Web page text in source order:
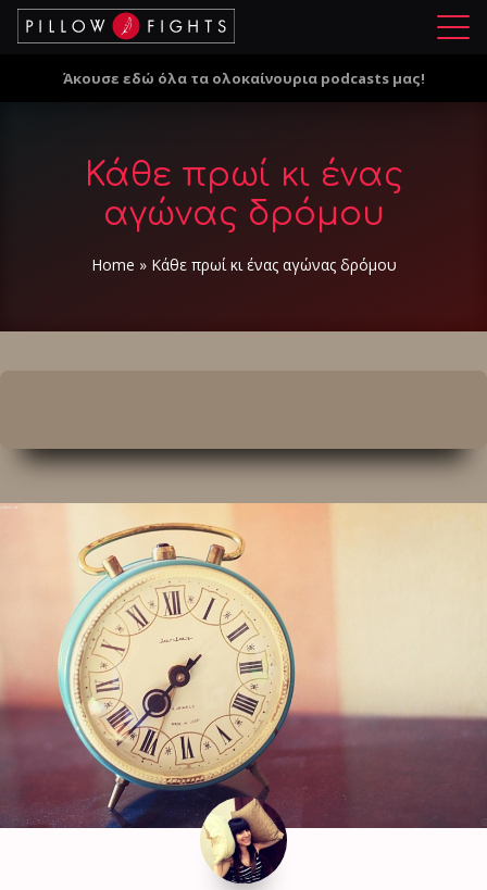
Μ
ο
Άκουσε εδώ όλα τα ολοκαίνουρια podcasts μας!
Κάθε πρωί κι ένας
αγώνας δρόμου
Home » Κάθε πρωί κι ένας αγώνας δρόμου